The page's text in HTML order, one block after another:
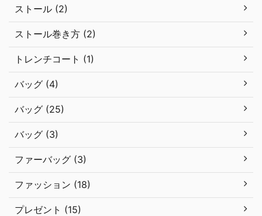
ストール (2)
ストール巻き方 (2)
トレンチコート (1)
バッグ (4)
バッグ (25)
バッグ (3)
ファーバッグ (3)
ファッション (18)
プレゼント (15)